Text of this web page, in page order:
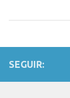
SEGUIR: